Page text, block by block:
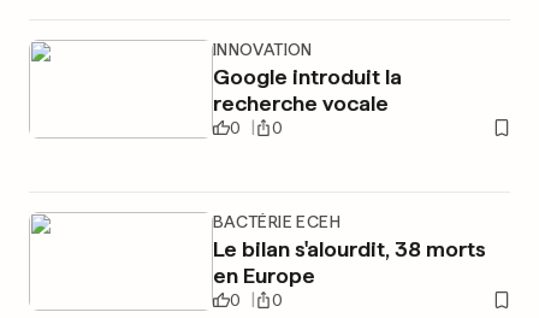
INNOVATION
Google introduit la
recherche vocale
0 0
BACTÉRIE ECEH
Le bilan s'alourdit, 38 morts
en Europe
0 0